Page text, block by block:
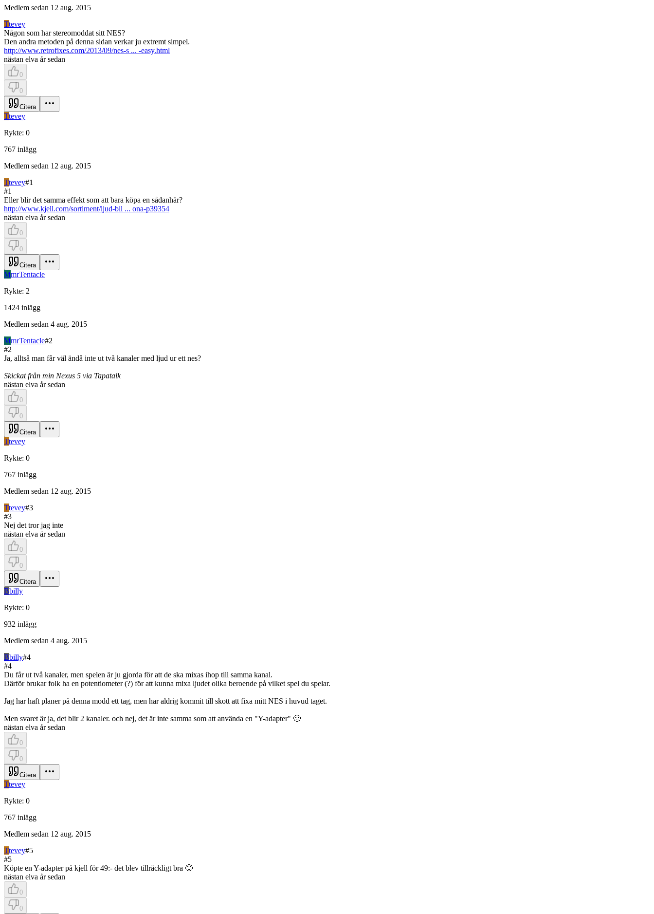
Medlem sedan 12 aug. 2015
Ttevey
Någon som har stereomoddat sitt NES?
Den andra metoden på denna sidan verkar ju extremt simpel.
http://www.retrofixes.com/2013/09/nes-s ... -easy.html
nästan elva år sedan
0
0
Citera
Ttevey
Rykte: 0
767 inlägg
Medlem sedan 12 aug. 2015
Ttevey#1
#1
Eller blir det samma effekt som att bara köpa en sådanhär?
http://www.kjell.com/sortiment/ljud-bil ... ona-p39354
nästan elva år sedan
0
0
Citera
MmrTentacle
Rykte: 2
1424 inlägg
Medlem sedan 4 aug. 2015
MmrTentacle#2
#2
Ja, alltså man får väl ändå inte ut två kanaler med ljud ur ett nes?
Skickat från min Nexus 5 via Tapatalk
nästan elva år sedan
0
0
Citera
Ttevey
Rykte: 0
767 inlägg
Medlem sedan 12 aug. 2015
Ttevey#3
#3
Nej det tror jag inte
nästan elva år sedan
0
0
Citera
Bbilly
Rykte: 0
932 inlägg
Medlem sedan 4 aug. 2015
Bbilly#4
#4
Du får ut två kanaler, men spelen är ju gjorda för att de ska mixas ihop till samma kanal.
Därför brukar folk ha en potentiometer (?) för att kunna mixa ljudet olika beroende på vilket spel du spelar.
Jag har haft planer på denna modd ett tag, men har aldrig kommit till skott att fixa mitt NES i huvud taget.
Men svaret är ja, det blir 2 kanaler. och nej, det är inte samma som att använda en "Y-adapter" 🙂
nästan elva år sedan
0
0
Citera
Ttevey
Rykte: 0
767 inlägg
Medlem sedan 12 aug. 2015
Ttevey#5
#5
Köpte en Y-adapter på kjell för 49:- det blev tillräckligt bra 🙂
nästan elva år sedan
0
0